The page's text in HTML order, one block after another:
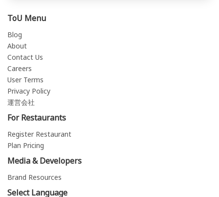
ToU Menu
Blog
About
Contact Us
Careers
User Terms
Privacy Policy
運営会社
For Restaurants
Register Restaurant
Plan Pricing
Media & Developers
Brand Resources
Select Language